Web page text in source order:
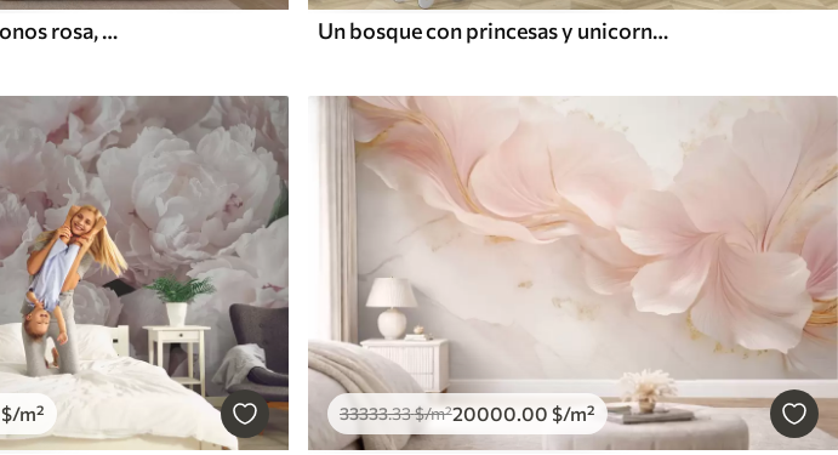
Suaves nubes pastel en tonos rosa, crema y azul Un bosque con princesas y unicornios
$/m² 33333.33$/m²20000.00 $/m²